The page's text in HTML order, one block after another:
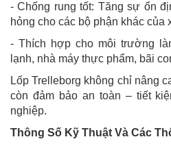
- Chống rung tốt: Tăng sự ổn
hỏng cho các bộ phận khác của
- Thích hợp cho môi trường
lạnh, nhà máy thực phẩm, bãi
Lốp Trelleborg không chỉ nâng
còn đảm bảo an toàn – tiết
nghiệp.
Thông Số Kỹ Thuật Và Các